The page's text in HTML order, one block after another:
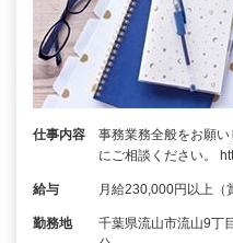
仕事内容
事務業務全般をお願
にご相談ください。
給与 月給230,000円以上（
勤務地
千葉県流山市流山9丁